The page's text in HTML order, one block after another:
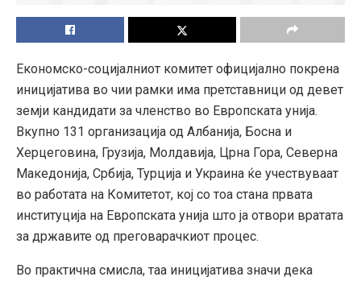
Економско-социјалниот комитет официјално покрена
иницијатива во чии рамки има претставници од девет
земји кандидати за членство во Европската унија.
Вкупно 131 организација од Албанија, Босна и
Херцеговина, Грузија, Молдавија, Црна Гора, Северна
Македонија, Србија, Турција и Украина ќе учествуваат
во работата на Комитетот, кој со тоа стана првата
институција на Европската унија што ја отвори вратата
за државите од преговарачкиот процес.
Во практична смисла, таа иницијатива значи дека